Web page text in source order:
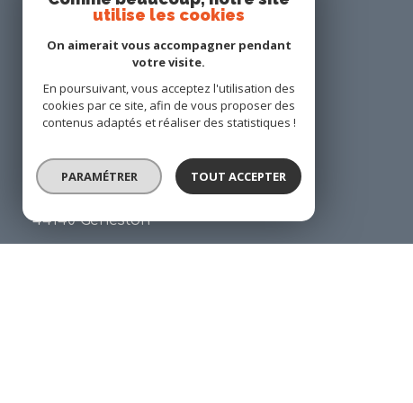
ANP IMMOBILIER
02 40 65 95 03
contact@anp-immobilier.com
34 place Georges Gaudet
44140 Geneston
utilise les cookies
On aimerait vous accompagner pendant
votre visite.
En poursuivant, vous acceptez l'utilisation des
cookies par ce site, afin de vous proposer des
contenus adaptés et réaliser des statistiques !
PARAMÉTRER TOUT ACCEPTER